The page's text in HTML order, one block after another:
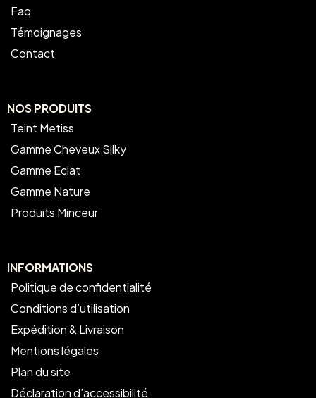
Faq
Témoignages
Contact
NOS PRODUITS
Teint Metiss
Gamme Cheveux Silky
Gamme Eclat
Gamme Nature
Produits Minceur
INFORMATIONS
Politique de confidentialité
Conditions d’utilisation
Expédition & Livraison
Mentions légales
Plan du site
Déclaration d’accessibilité